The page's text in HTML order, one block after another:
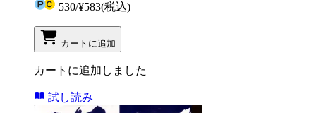
530/¥583(税込)
カートに追加
カートに追加しました
試し読み